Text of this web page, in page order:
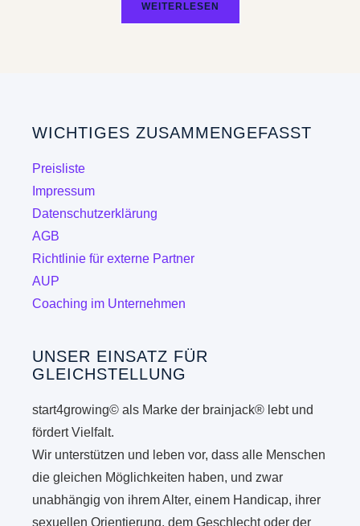
WEITERLESEN
WICHTIGES ZUSAMMENGEFASST
Preisliste
Impressum
Datenschutzerklärung
AGB
Richtlinie für externe Partner
AUP
Coaching im Unternehmen
UNSER EINSATZ FÜR
GLEICHSTELLUNG
start4growing© als Marke der brainjack® lebt und
fördert Vielfalt.
Wir unterstützen und leben vor, dass alle Menschen
die gleichen Möglichkeiten haben, und zwar
unabhängig von ihrem Alter, einem Handicap, ihrer
sexuellen Orientierung, dem Geschlecht oder der